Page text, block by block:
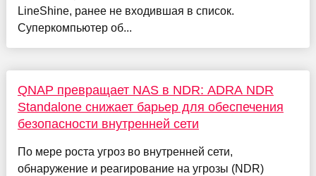
LineShine, ранее не входившая в список.
Суперкомпьютер об...
QNAP превращает NAS в NDR: ADRA NDR
Standalone снижает барьер для обеспечения
безопасности внутренней сети
По мере роста угроз во внутренней сети,
обнаружение и реагирование на угрозы (NDR)